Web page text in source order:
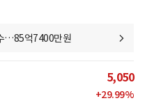
…85억7400만원
5,050
+29.99%